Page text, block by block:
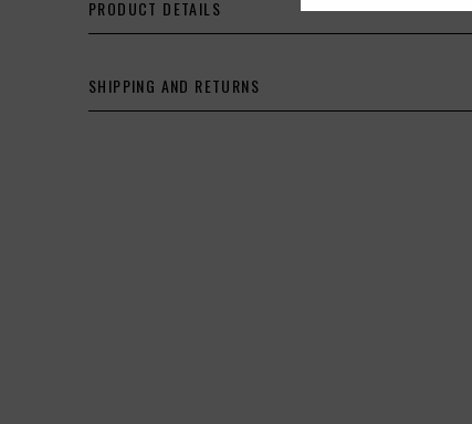
PRODUCT DETAILS
SHIPPING AND RETURNS